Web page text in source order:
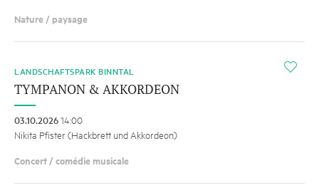
Nature / paysage
i
LANDSCHAFTSPARK BINNTAL
TYMPANON & AKKORDEON
03.10.202614:00
Nikita Pfister (Hackbrett und Akkordeon)
Concert / comédie musicale